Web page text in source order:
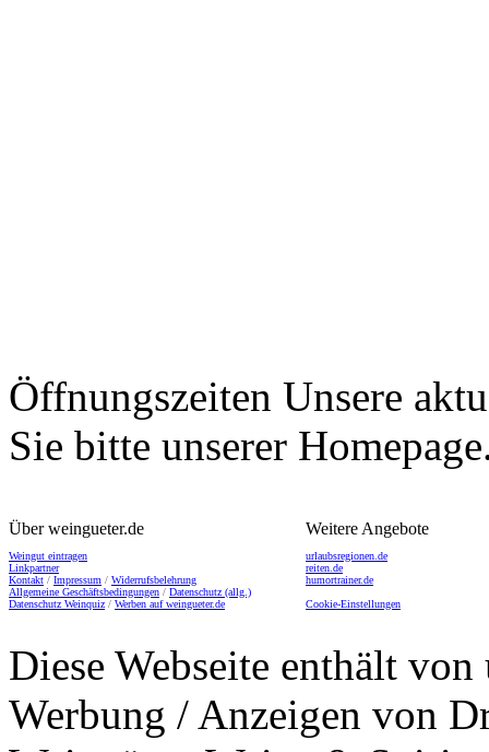
Öffnungszeiten Unsere
Sie bitte unserer
Über weingueter.de
Weingut eintragen
Linkpartner
Kontakt / Impressum / Widerrufsbelehrung
Allgemeine Geschäftsbedingungen / Datenschutz (allg.)
Datenschutz Weinquiz / Werben auf weingueter.de
Weitere Angebote
urlaubsregionen.de
reiten.de
humortrainer.de
Cookie-Einstellungen
Diese Webseite enthält
Werbung / Anzeigen von